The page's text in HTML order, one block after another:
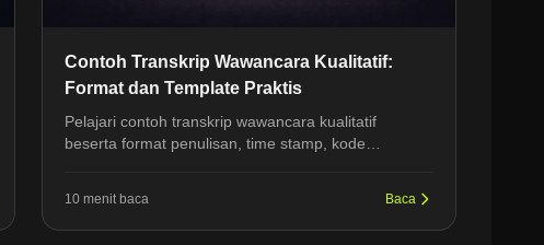
Contoh Transkrip Wawancara Kualitatif:
Format dan Template Praktis
Pelajari contoh transkrip wawancara kualitatif
beserta format penulisan, time stamp, kode
10 menit baca Baca